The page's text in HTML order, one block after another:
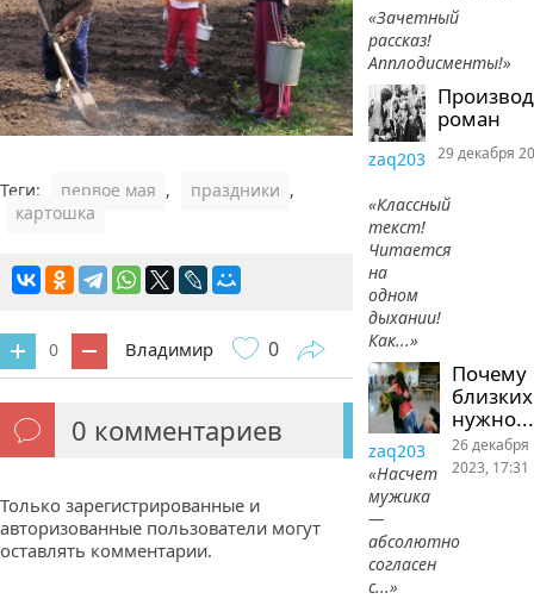
Теги: первое мая , праздники ,
картошка
0 Владимир 0
0 комментариев
Только зарегистрированные и
авторизованные пользователи могут
оставлять комментарии.
«Зачетный
рассказ!
Апплодисменты!»
роман
zaq203
«Классный
текст!
Читается
на
одном
дыхании!
Как...»
29 декабря
Почему
близких
нужно...
zaq203
«Насчет
мужика
—
абсолютно
согласен
с...»
26 декабря
2023, 17:31